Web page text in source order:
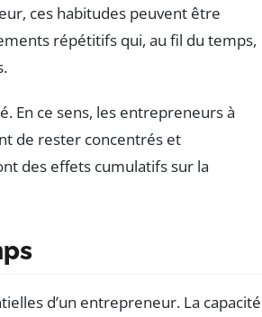
ces habitudes peuvent être
répétitifs qui, au fil du temps,
En ce sens, les entrepreneurs à
de rester concentrés et
des effets cumulatifs sur la
d’un entrepreneur. La capacité